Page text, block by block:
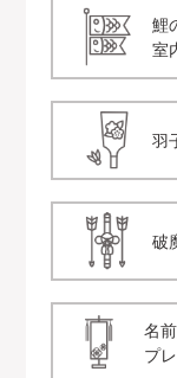
鯉
室
羽
破
名
プ